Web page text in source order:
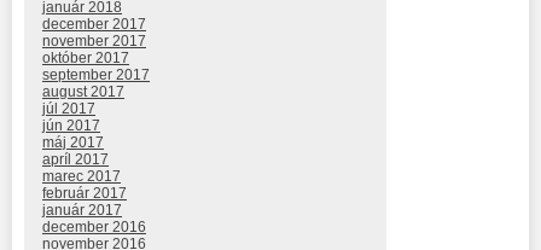
január 2018
december 2017
november 2017
október 2017
september 2017
august 2017
júl 2017
jún 2017
máj 2017
apríl 2017
marec 2017
február 2017
január 2017
december 2016
november 2016